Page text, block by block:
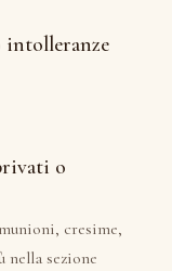
intolleranze
o
cresime,
sezione